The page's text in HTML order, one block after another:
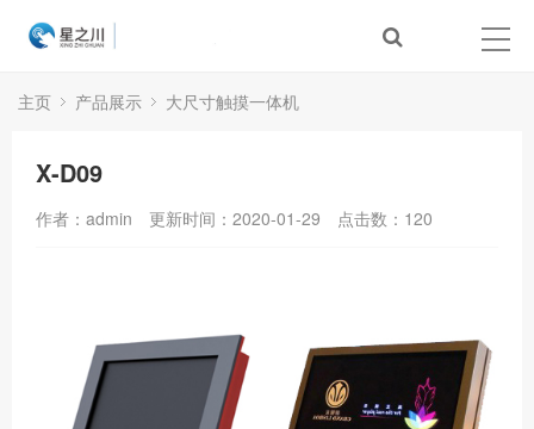
主页 产品展示 大尺寸触摸一体机
X-D09
作者：admin 更新时间：2020-01-29 点击数： 120